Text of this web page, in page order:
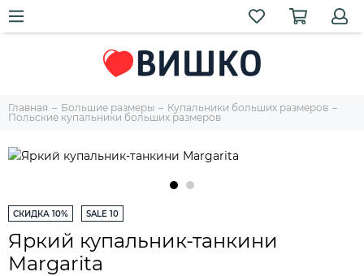
Главная Большие размеры
Купальники больших размеров
Польские купальники больших размеров
СКИДКА 10% SALE 10
Яркий купальник-танкини
Margarita